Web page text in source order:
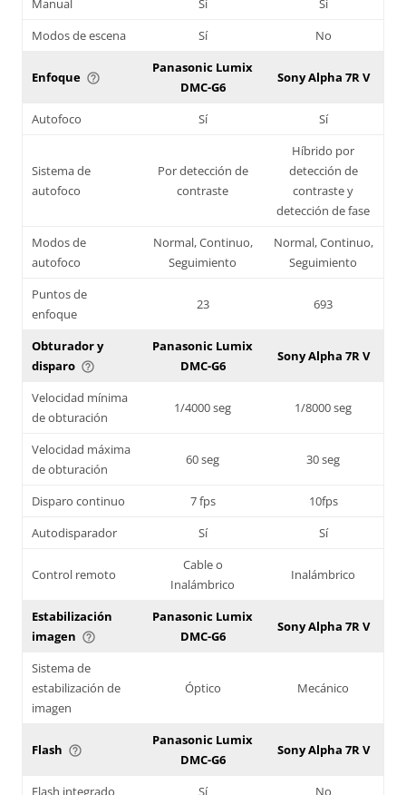
Manual Sí
Sí
Modos de escena
Sí No
Enfoque help_outline
Panasonic Lumix
DMC-G6
Sony Alpha 7R V
Autofoco Sí Sí
Sistema de
autofoco
Por detección de
contraste
Híbrido por
detección de
contraste y
detección de fase
Modos de
autofoco
Normal, Continuo,
Seguimiento
Normal, Continuo,
Seguimiento
Puntos de
enfoque
23 693
Obturador y
disparo help_outline
Panasonic Lumix
DMC-G6
Sony Alpha 7R V
Velocidad mínima
de obturación
1/4000 seg 1/8000 seg
Velocidad máxima
de obturación
60 seg 30 seg
Disparo continuo 7 fps
10fps
Autodisparador
Sí Sí
Control remoto
Cable o
Inalámbrico
Inalámbrico
Estabilización
imagen help_outline
Panasonic Lumix
DMC-G6
Sony Alpha 7R V
Sistema de
estabilización de
imagen
Óptico Mecánico
Flash help_outline
Panasonic Lumix
DMC-G6
Sony Alpha 7R V
Flash integrado Sí
No